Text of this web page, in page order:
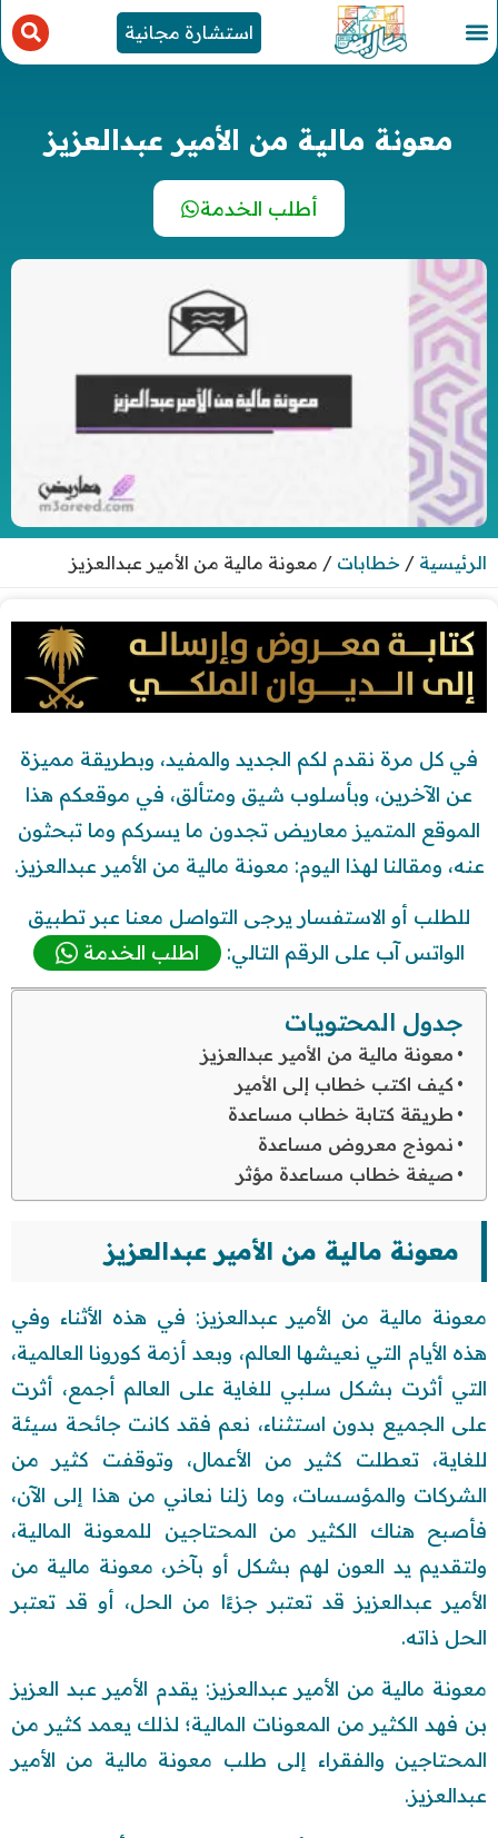
استشارة مجانية
معونة مالية من الأمير عبدالعزيز
أطلب الخدمة
الرئيسية / خطابات / معونة مالية من الأمير عبدالعزيز
في كل مرة نقدم لكم الجديد والمفيد، وبطريقة مميزة
عن الآخرين، وبأسلوب شيق ومتألق، في موقعكم هذا
الموقع المتميز معاريض تجدون ما يسركم وما تبحثون
عنه، ومقالنا لهذا اليوم: معونة مالية من الأمير عبدالعزيز.
للطلب أو الاستفسار يرجى التواصل معنا عبر تطبيق
الواتس آب على الرقم التالي:
اطلب الخدمة
جدول المحتويات
معونة مالية من الأمير عبدالعزيز
كيف اكتب خطاب إلى الأمير
طريقة كتابة خطاب مساعدة
نموذج معروض مساعدة
صيغة خطاب مساعدة مؤثر
معونة مالية من الأمير عبدالعزيز
معونة مالية من الأمير عبدالعزيز: في هذه الأثناء وفي
هذه الأيام التي نعيشها العالم، وبعد أزمة كورونا العالمية،
التي أثرت بشكل سلبي للغاية على العالم أجمع، أثرت
على الجميع بدون استثناء، نعم فقد كانت جائحة سيئة
للغاية، تعطلت كثير من الأعمال، وتوقفت كثير من
الشركات والمؤسسات، وما زلنا نعاني من هذا إلى الآن،
فأصبح هناك الكثير من المحتاجين للمعونة المالية،
ولتقديم يد العون لهم بشكل أو بآخر، معونة مالية من
الأمير عبدالعزيز قد تعتبر جزءًا من الحل، أو قد تعتبر
الحل ذاته.
معونة مالية من الأمير عبدالعزيز: يقدم الأمير عبد العزيز
بن فهد الكثير من المعونات المالية؛ لذلك يعمد كثير من
المحتاجين والفقراء إلى طلب معونة مالية من الأمير
عبدالعزيز.